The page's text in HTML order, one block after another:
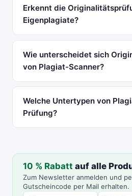
Erkennt die
Eigenplagiate?
Wie unterscheidet sich
von Plagiat-Scanner?
Welche Untertypen von
Prüfung?
10 % Rabatt auf alle
Zum Newsletter anmelden und
Gutscheincode per Mail erhalten.